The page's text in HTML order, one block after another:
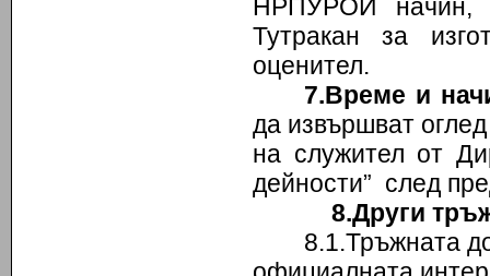
НРПУРОИ начин,
Тутракан за
оценител.
7.Време и
да извършват
на служител от
дейности” след
8.Други
8.1.Тръжната